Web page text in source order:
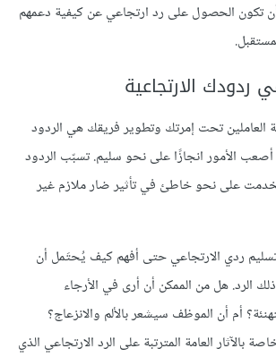
أن تكون الحصول على رد ارتجاعي عن كيفية دعمهم
الارتجاعية
العاملين تحت إمرتك وتطوير فريقك هي الردود
أصعب الأمور انجازًا على نحو سليم. تسبّب الردود
على نحو خاطئ في تأثير ضار ملازم غير
تسليم ردي الارتجاعي حتى أفهم كيف يُحتَمل أن
الرد. هل من الممكن أن أرى في الأرجاء
أم أن الموظف سيشعر بالألم والانزعاج؟
بالآثار العامة المترتبة على الرد الارتجاعي الذي